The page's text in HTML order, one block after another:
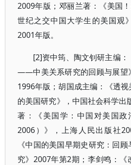
2009年版；邓丽兰著：《美
世纪之交中国大学生的美国观
2001年版。
[2]资中筠、陶文钊研主编
——中美关系研究的回顾与展望
1996年版；胡国成主编：《透
的美国研究》，中国社会科学出
著：《美国学：中国对美国政
2006）》，上海人民出版社
《中国的美国早期史研究：回
究》2007年第2期；李剑鸣：《